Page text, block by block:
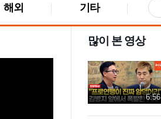
해외 기타 검
어
입
많이 본 영상
6:56